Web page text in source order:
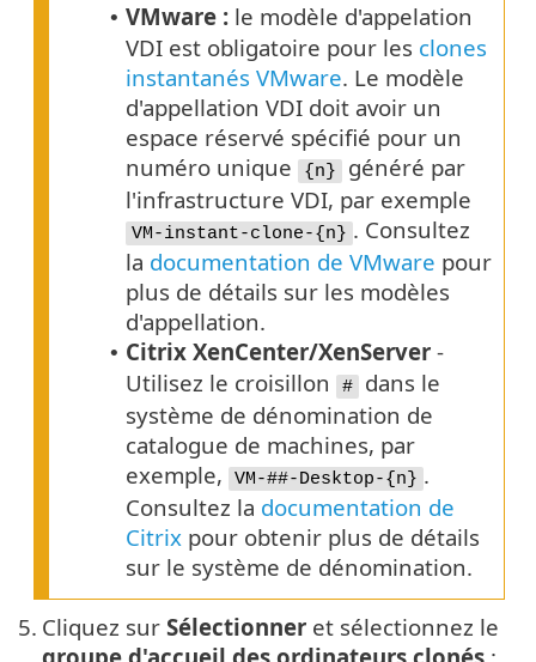
• VMware : le modèle d'appelation
VDI est obligatoire pour les clones
instantanés VMware. Le modèle
d'appellation VDI doit avoir un
espace réservé spécifié pour un
numéro unique
{n}
généré par
l'infrastructure VDI, par exemple
VM-instant-clone-{n} . Consultez
la documentation de VMware pour
plus de détails sur les modèles
d'appellation.
• Citrix XenCenter/XenServer -
Utilisez le croisillon
#
dans le
système de dénomination de
catalogue de machines, par
exemple,
VM-##-Desktop-{n} .
Consultez la documentation de
Citrix pour obtenir plus de détails
sur le système de dénomination.
5. Cliquez sur Sélectionner et sélectionnez le